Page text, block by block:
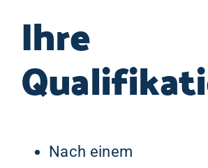
Ihre
Nach einem